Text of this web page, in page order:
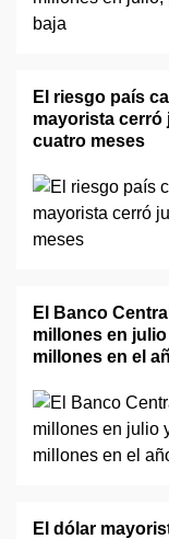
El riesgo país
mayorista cerró
cuatro meses
El Banco
millones en
millones en el
El dólar